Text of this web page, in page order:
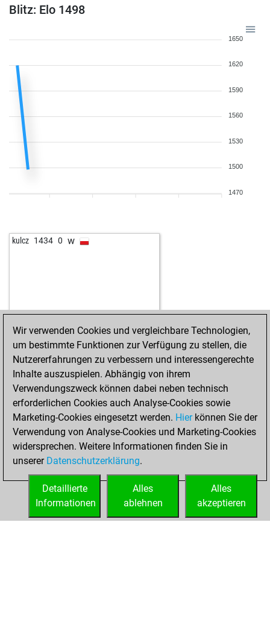
Blitz: Elo 1498
1650
1620
1590
1560
1530
1500
1470
kulcz 1434 0 w
STARTSEITE ERFOLGE
Wir verwenden Cookies und vergleichbare Technologien,
um bestimmte Funktionen zur Verfügung zu stellen, die
Nutzererfahrungen zu verbessern und interessengerechte
Inhalte auszuspielen. Abhängig von ihrem
Verwendungszweck können dabei neben technisch
erforderlichen Cookies auch Analyse-Cookies sowie
Marketing-Cookies eingesetzt werden. Hierkönnen Sie der
Verwendung von Analyse-Cookies und Marketing-Cookies
widersprechen. Weitere Informationen finden Sie in
unserer Datenschutzerklärung.
Alles
akzeptieren
Alles
ablehnen
Detaillierte
Informationen